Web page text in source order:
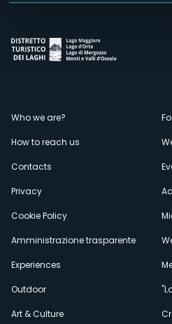
Menù
secondario
Who we are?
How to reach us
Contacts
Privacy
Cookie Policy
Amministrazione trasparente
Experiences
Outdoor
Art & Culture